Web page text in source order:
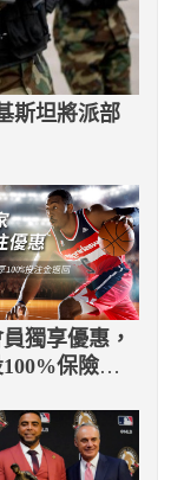
斯坦將派部
獨享優惠，
保險返